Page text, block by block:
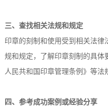
三、查找相关法规和规定
印章的刻制和使用受到相关法
规和规定，了解印章刻制的具
人民共和国印章管理条例》等法
四、参考成功案例或经验分享